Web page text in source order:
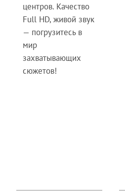
центров. Качество
Full HD, живой звук
— погрузитесь в
мир
захватывающих
сюжетов!